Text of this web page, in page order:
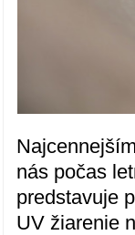
nás počas
predstavuje
UV žiarenie